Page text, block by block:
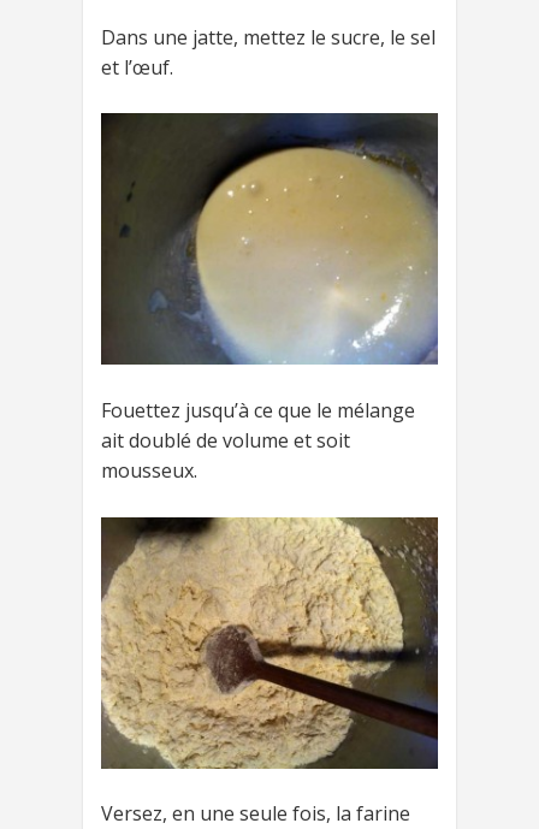
Dans une jatte, mettez le sucre, le sel
et l’œuf.
Fouettez jusqu’à ce que le mélange
ait doublé de volume et soit
mousseux.
Versez, en une seule fois, la farine